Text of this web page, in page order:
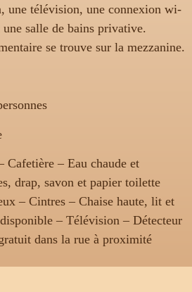
une télévision, une connexion wi-
salle de bains privative.
se trouve sur la mezzanine.
Cafetière – Eau chaude et
drap, savon et papier toilette
– Cintres – Chaise haute, lit et
– Télévision – Détecteur
dans la rue à proximité